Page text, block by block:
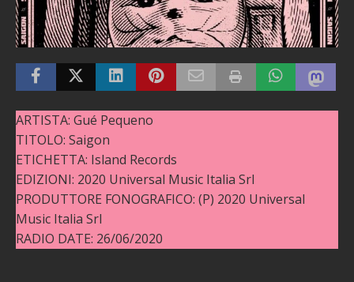
ARTISTA: Gué Pequeno
TITOLO: Saigon
ETICHETTA: Island Records
EDIZIONI: 2020 Universal Music Italia Srl
PRODUTTORE FONOGRAFICO: (P) 2020 Universal
Music Italia Srl
RADIO DATE: 26/06/2020